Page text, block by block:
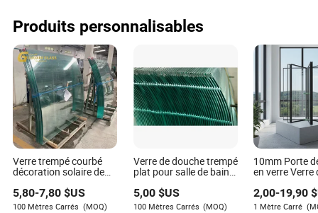
expertise approfondie dans l'industrie de l'architecture
et des matériaux décoratifs. Elle a consacré sa carrière
à comprendre et à prévoir les tendances évolutives de
ce secteur, fournissant des informations précieuses
sur sa trajectoire future.
Produits personnalisables
Verre trempé courbé
décoration solaire de
salles de bains haute
qualité
5,80-7,80 $US
100 Mètres Carrés (MOQ)
Verre de douche trempé
plat pour salle de bain
poli plat
5,00$US
100 Mètres Carrés (MOQ)
10mm Porte
en verre Verre
2,00-19,90
1 Mètre Carré